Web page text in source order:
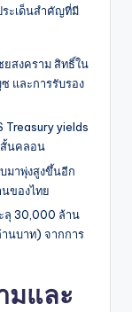
ระเด็นสำคัญที่มี
ยสงคราม สิทธิ์ใน
และการรับรอง
Treasury yields
สั้นคลอน
มาพุ่งสูงขึ้นอีก
ของไทย
ลุ 30,000 ล้าน
นบาท) จากการ
มและ